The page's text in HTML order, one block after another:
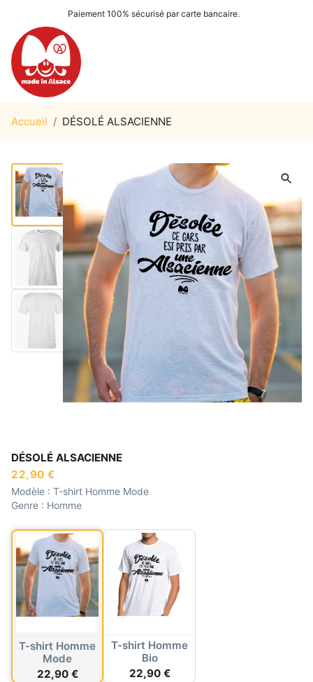
Paiement 100% sécurisé par carte bancaire.
Accueil / DÉSOLÉ ALSACIENNE
DÉSOLÉ ALSACIENNE
22,90 €
Modèle : T-shirt Homme Mode
Genre : Homme
T-shirt Homme
Mode
22,90 €
T-shirt Homme
Bio
22,90 €